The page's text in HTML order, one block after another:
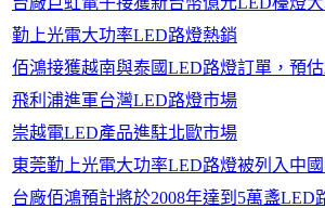
勤上光電大功率LED路燈熱銷
佰鴻接獲越南與泰國LED路燈訂單，預
飛利浦進軍台灣LED路燈市場
崇越電LED產品進駐北歐市場
東莞勤上光電大功率LED路燈被列入中
台廠佰鴻預計將於2008年達到5萬盞